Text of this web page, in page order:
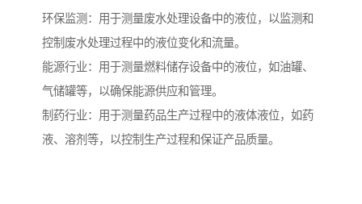
环保监测：用于测量废水处理设备中的液位，以监测和
控制废水处理过程中的液位变化和流量。
能源行业：用于测量燃料储存设备中的液位，如油罐、
气储罐等，以确保能源供应和管理。
制药行业：用于测量药品生产过程中的液体液位，如药
液、溶剂等，以控制生产过程和保证产品质量。